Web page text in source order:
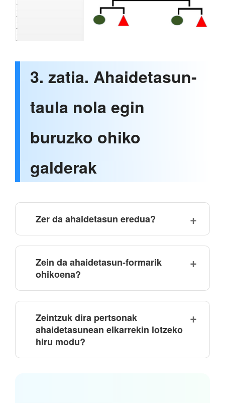
3. zatia. Ahaidetasun-
taula nola egin
buruzko ohiko
galderak
Zer da ahaidetasun eredua?
Zein da ahaidetasun-formarik
ohikoena?
Zeintzuk dira pertsonak
ahaidetasunean elkarrekin lotzeko
hiru modu?